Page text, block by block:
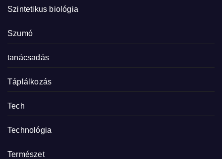
Szintetikus biológia
Szumó
tanácsadás
Táplálkozás
Tech
Technológia
Természet